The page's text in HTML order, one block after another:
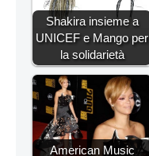
Shakira insieme a
UNICEF e Mango per
la solidarietà
American Music